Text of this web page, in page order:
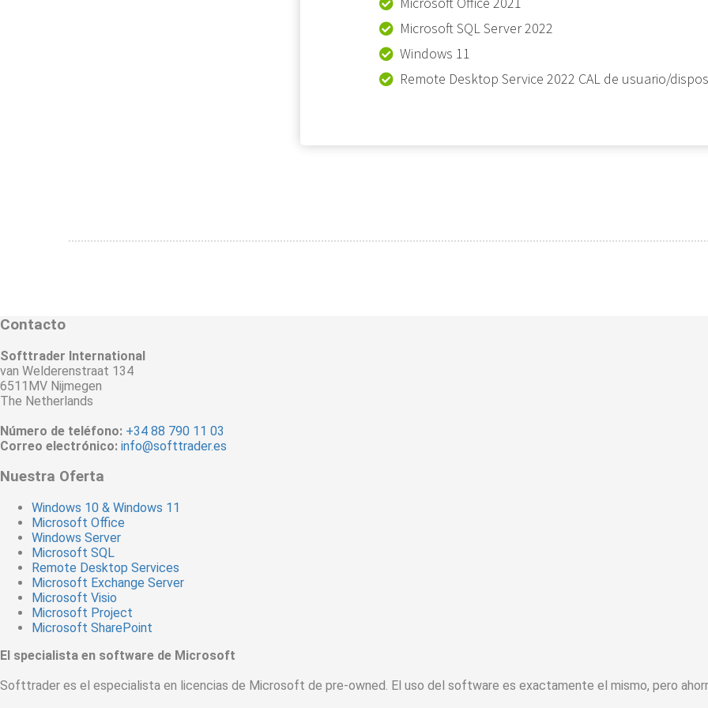
Microsoft SQL Server 2022
Windows 11
Remote Desktop Service 2022 CAL de usuario/
Contacto
Softtrader International
van Welderenstraat 134
6511MV Nijmegen
The Netherlands
Número de teléfono: +34 88 790 11 03
Correo electrónico: info@softtrader.es
Nuestra Oferta
Windows 10 & Windows 11
Microsoft Office
Windows Server
Microsoft SQL
Remote Desktop Services
Microsoft Exchange Server
Microsoft Visio
Microsoft Project
Microsoft SharePoint
El specialista en software de Microsoft
Softtrader es el especialista en licencias de Microsoft de pre-owned. El uso del software es exactamente el mismo, pero